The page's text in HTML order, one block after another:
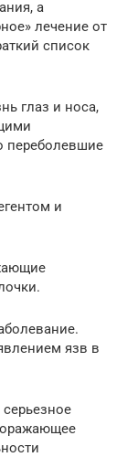
а
лечение от
список
глаз и носа,
переболевшие
и
язв в